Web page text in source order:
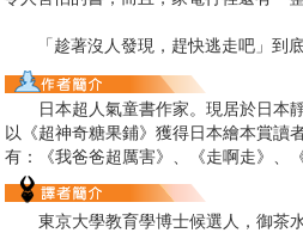
「趁著沒人發現，趕快逃走吧」到
日本超人氣童書作家。現居於日本靜
以《超神奇糖果鋪》獲得日本繪本賞讀
有：《我爸爸超厲害》、《走啊走》、
東京大學教育學博士候選人，御茶水